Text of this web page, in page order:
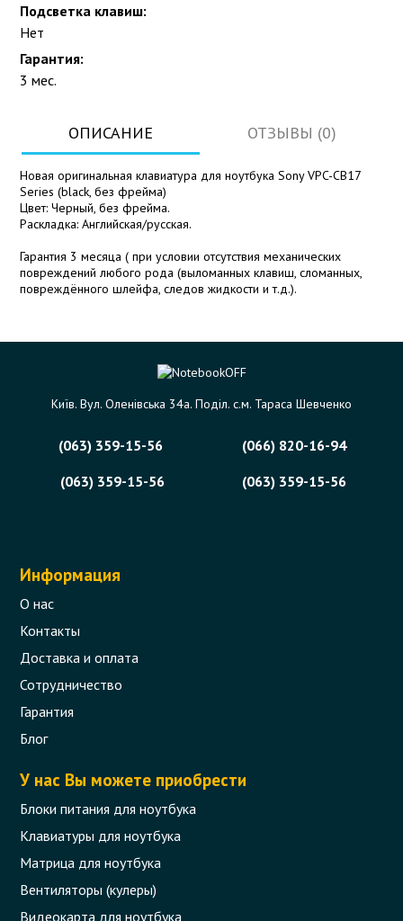
Подсветка клавиш:
Нет
Гарантия:
3 мес.
ОПИСАНИЕ ОТЗЫВЫ (0)
Новая оригинальная клавиатура для ноутбука Sony VPC-CB17
Series (black, без фрейма)
Цвет: Черный, без фрейма.
Раскладка: Английская/русская.
Гарантия 3 месяца ( при условии отсутствия механических
повреждений любого рода (выломанных клавиш, сломанных,
повреждённого шлейфа, следов жидкости и т.д.).
Київ. Вул. Оленівська 34а. Поділ. с.м. Тараса Шевченко
(063) 359-15-56
(066) 820-16-94
(063) 359-15-56
(063) 359-15-56
Информация
О нас
Контакты
Доставка и оплата
Сотрудничество
Гарантия
Блог
У нас Вы можете приобрести
Блоки питания для ноутбука
Клавиатуры для ноутбука
Матрица для ноутбука
Вентиляторы (кулеры)
Видеокарта для ноутбука